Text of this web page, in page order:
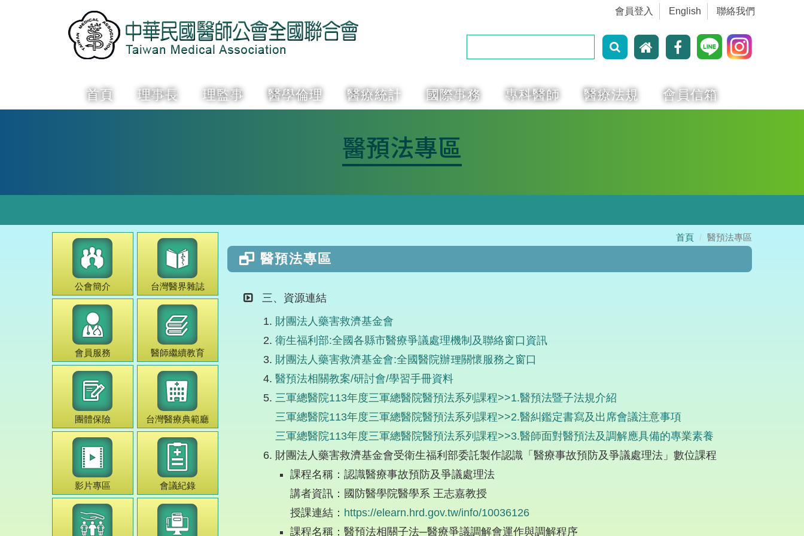
會員登入 English 聯絡我們
首頁 理事長 理監事 醫學倫理 醫療統計 國際事務 專科醫師 醫療法規 會員信箱
醫預法專區
公會簡介 台灣醫界雜誌
會員服務 醫師繼續教育
團體保險 台灣醫療典範廳
影片專區 會議紀錄
首頁 醫預法專區
醫預法專區
三、資源連結
財團法人藥害救濟基金會
衛生福利部:全國各縣市醫療爭議處理機制及聯絡窗口資訊
財團法人藥害救濟基金會:全國醫院辦理關懷服務之窗口
醫預法相關教案/研討會/學習手冊資料
三軍總醫院113年度三軍總醫院醫預法系列課程>>1.醫預法暨子法規介紹
三軍總醫院113年度三軍總醫院醫預法系列課程>>2.醫糾鑑定書寫及出席會議注意事項
三軍總醫院113年度三軍總醫院醫預法系列課程>>3.醫師面對醫預法及調解應具備的專業素養
財團法人藥害救濟基金會受衛生福利部委託製作認識「醫療事故預防及爭議處理法」數位課程
課程名稱：認識醫療事故預防及爭議處理法
講者資訊：國防醫學院醫學系 王志嘉教授
授課連結： https://elearn.hrd.gov.tw/info/10036126
課程名稱：醫預法相關子法─醫療爭議調解會運作與調解程序